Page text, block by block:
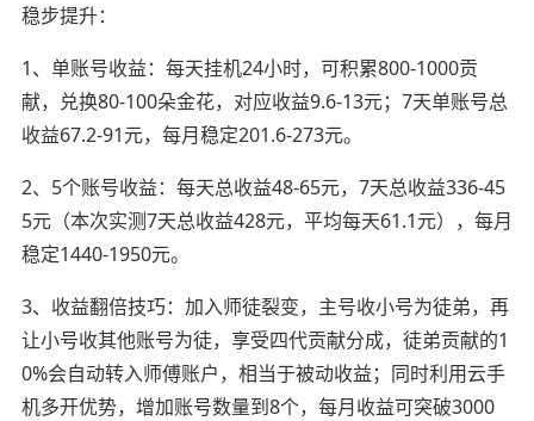
稳步提升：
1、单账号收益：每天挂机24小时，可积累800-1000贡
献，兑换80-100朵金花，对应收益9.6-13元；7天单账号总
收益67.2-91元，每月稳定201.6-273元。
2、5个账号收益：每天总收益48-65元，7天总收益336-45
5元（本次实测7天总收益428元，平均每天61.1元），每月
稳定1440-1950元。
3、收益翻倍技巧：加入师徒裂变，主号收小号为徒弟，再
让小号收其他账号为徒，享受四代贡献分成，徒弟贡献的1
0%会自动转入师傅账户，相当于被动收益；同时利用云手
机多开优势，增加账号数量到8个，每月收益可突破3000